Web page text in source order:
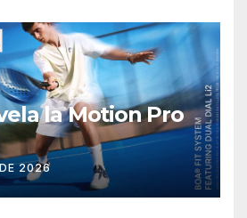
la Motion Pro
2026